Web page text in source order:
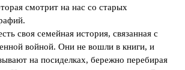
смотрит на нас со старых
своя семейная история, связанная с
войной. Они не вошли в книги, и
на посиделках, бережно перебирая